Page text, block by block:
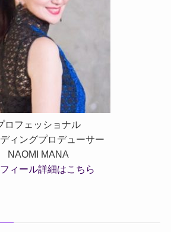
ロフェッショナル
ィングプロデューサー
NAOMI MANA
ィール詳細はこちら